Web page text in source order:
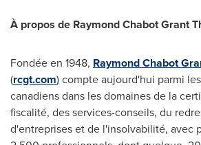
À propos de Raymond Chabot Grant
Fondée en 1948, Raymond Chabot
(rcgt.com) compte aujourd'hui parmi
canadiens dans les domaines de la
fiscalité, des services-conseils, du
d'entreprises et de l'insolvabilité, avec